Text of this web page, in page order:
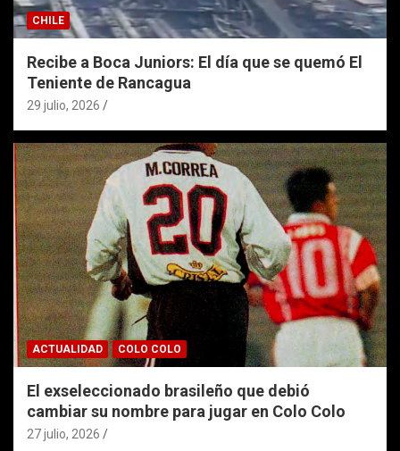
CHILE
Recibe a Boca Juniors: El día que se quemó El
Teniente de Rancagua
29 julio, 2026
ACTUALIDAD COLO COLO
El exseleccionado brasileño que debió
cambiar su nombre para jugar en Colo Colo
27 julio, 2026